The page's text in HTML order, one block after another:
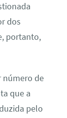
dos
portanto,
número de
que a
pelo